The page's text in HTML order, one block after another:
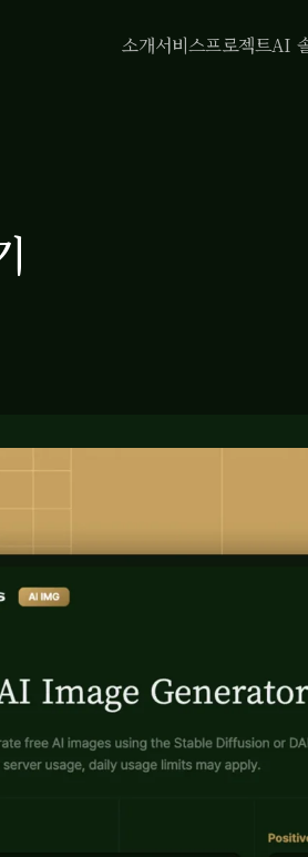
소개서비스프로젝트AI